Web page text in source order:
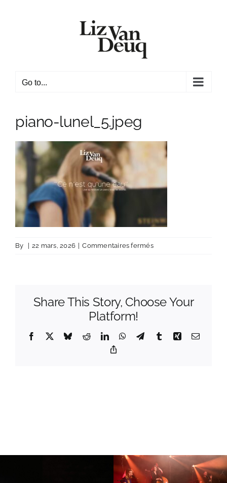
Go to...
piano-lunel_5.jpeg
By 22 mars, 2026 Commentaires ferméssur
Share This Story, Choose Your
Platform!
Facebook BlueskyRedditLinkedInWhatsApp
TelegramTumblrXing Email